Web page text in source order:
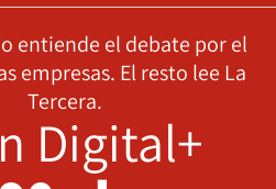
entiende el debate por el
empresas. El resto lee La
Tercera.
Digital+